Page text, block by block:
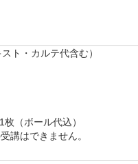
ンセリング＆スイングチ
の状態を把握するところ
ストラクターがあなた
クラブを握るのがはじ
時期などをお伺いして
影・スイング解析※
イングを捉えます。
デオで撮影し、その映像
クセや改善点を確認しま